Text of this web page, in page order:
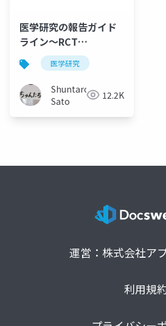
医学研究の報告ガイド
ライン〜RCT
(CONSORT 2025)と予
測モデル
(TRIPOD+AI)〜
医学研究
Shuntaro
Sato
12.2K
運営：株式会社ア
利用規